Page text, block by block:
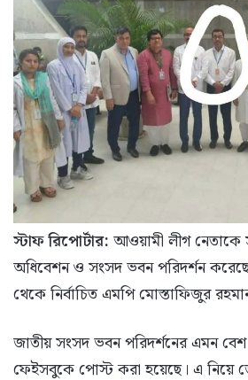
স্টাফ রিপোর্টার: আওয়ামী লীগ নেতাকে
অধিবেশন ও সংসদ ভবন পরিদর্শন
থেকে নির্বাচিত এমপি মোস্তাফিজুর
জাতীয় সংসদ ভবন পরিদর্শনের এমন
ফেইসবুকে পোস্ট করা হয়েছে। এ